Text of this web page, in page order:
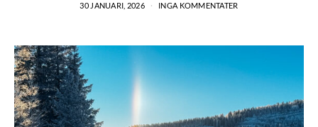
30 JANUARI, 2026 INGA KOMMENTATER